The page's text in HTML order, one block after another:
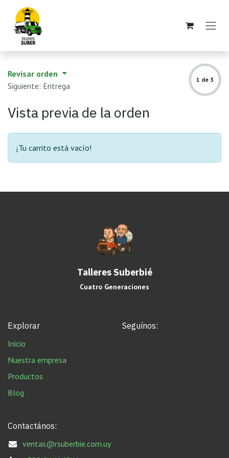
Ir al contenido
Revisar orden
Siguiente: Entrega
1 de 3
Vista previa de la orden
¡Tu carrito está vacío!
Talleres Suberbié
Cuatro Generaciones
Explorar
Inicio
Nuestra empresa
Productos
Blog
Contactános:
ventas@rsuberbie.com.uy
Seguínos: